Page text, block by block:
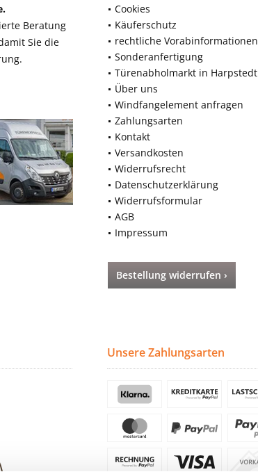
Beratung
Sie die
Cookies
Käuferschutz
rechtliche Vorabinformationen
Sonderanfertigung
Türenabholmarkt in Harpstedt
Über uns
Windfangelement anfragen
Zahlungsarten
Kontakt
Versandkosten
Widerrufsrecht
Datenschutzerklärung
Widerrufsformular
AGB
Impressum
Bestellung widerrufen ›
Unsere Zahlungsarten